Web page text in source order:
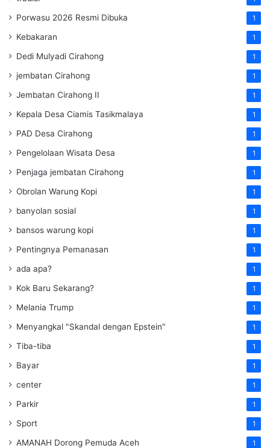
Porwasu 2026 Resmi Dibuka 1
Kebakaran 1
Dedi Mulyadi Cirahong 1
jembatan Cirahong 1
Jembatan Cirahong II 1
Kepala Desa Ciamis Tasikmalaya 1
PAD Desa Cirahong 1
Pengelolaan Wisata Desa 1
Penjaga jembatan Cirahong 1
Obrolan Warung Kopi 1
banyolan sosial 1
bansos warung kopi 1
Pentingnya Pemanasan 1
ada apa? 1
Kok Baru Sekarang? 1
Melania Trump 1
Menyangkal "Skandal dengan Epstein" 1
Tiba-tiba 1
Bayar 1
center 1
Parkir 1
Sport 1
AMANAH Dorong Pemuda Aceh 1